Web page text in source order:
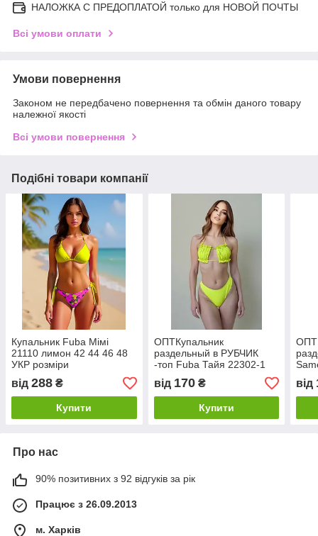
НАЛОЖКА С ПРЕДОПЛАТОЙ только для НОВОЙ ПОЧТЫ
Всі умови оплати
Умови повернення
Законом не передбачено повернення та обмін даного товару
належної якості
Всі умови повернення
Подібні товари компанії
Купальник Fuba Мімі
21110 лимон 42 44 46 48
УКР розміри
від 288 ₴
Купити
ОПТКупальник
раздельный в РУБЧИК
-топ Fuba Тайя 22302-1
размеры
від 170₴
Купити
від
Про нас
90% позитивних з 92 відгуків за рік
Працює з 26.09.2013
м. Харків